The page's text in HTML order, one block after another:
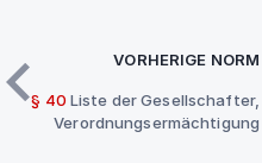
VORHERIGE NORM
§ 40 Liste der Gesellschafter,
Verordnungsermächtigung